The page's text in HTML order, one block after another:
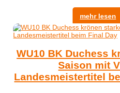
mehr lesen
WU10 BK Duchess
Saison mit
Landesmeistertitel